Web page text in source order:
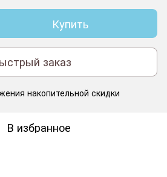
Купить
заказ
накопительной скидки
В избранное